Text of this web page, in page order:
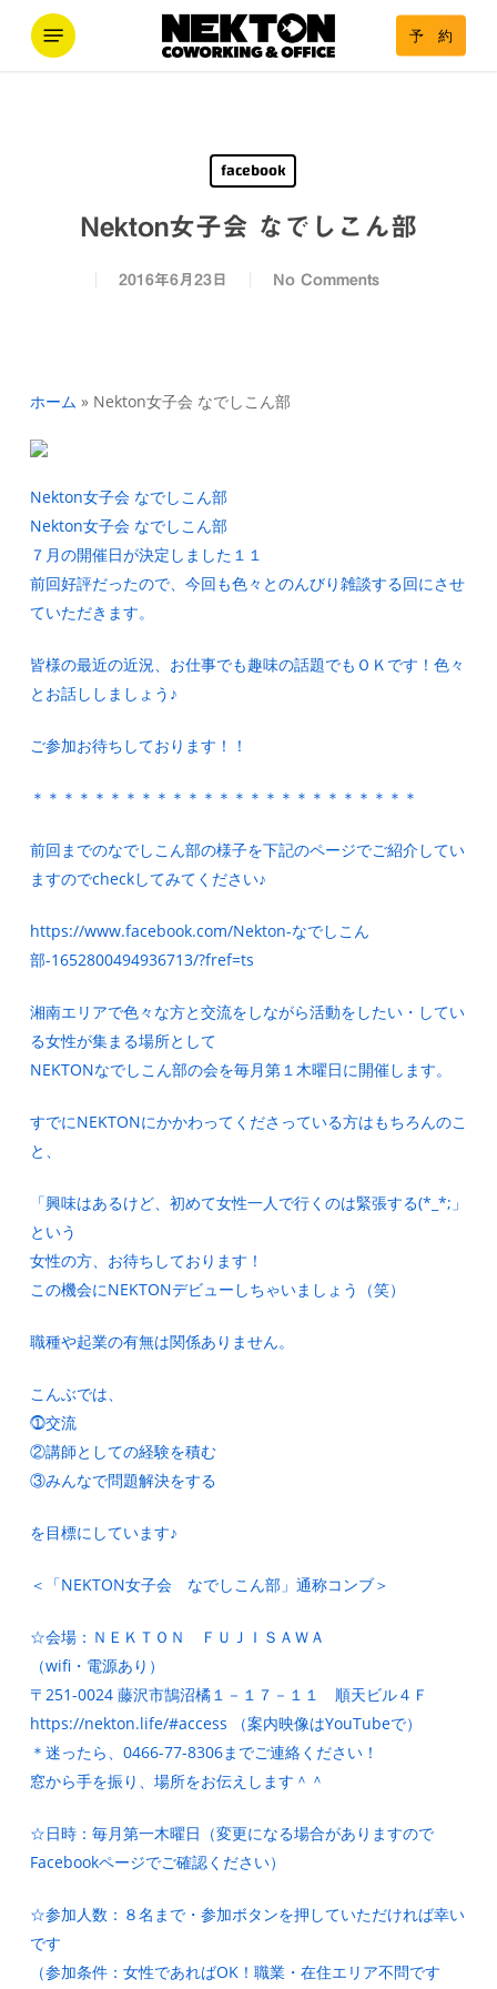
予 約
Menu
facebook
Nekton女子会 なでしこん部
2016年6月23日 No Comments
ホーム » Nekton女子会 なでしこん部
Nekton女子会 なでしこん部
Nekton女子会 なでしこん部
７月の開催日が決定しました１１
前回好評だったので、今回も色々とのんびり雑談する回にさせ
ていただきます。
皆様の最近の近況、お仕事でも趣味の話題でもＯＫです！色々
とお話ししましょう♪
ご参加お待ちしております！！
＊＊＊＊＊＊＊＊＊＊＊＊＊＊＊＊＊＊＊＊＊＊＊＊＊
前回までのなでしこん部の様子を下記のページでご紹介してい
ますのでcheckしてみてください♪
https://www.facebook.com/Nekton-なでしこん
部-1652800494936713/?fref=ts
湘南エリアで色々な方と交流をしながら活動をしたい・してい
る女性が集まる場所として
NEKTONなでしこん部の会を毎月第１木曜日に開催します。
すでにNEKTONにかかわってくださっている方はもちろんのこ
と、
「興味はあるけど、初めて女性一人で行くのは緊張する(*_*;」
という
女性の方、お待ちしております！
この機会にNEKTONデビューしちゃいましょう（笑）
職種や起業の有無は関係ありません。
こんぶでは、
⓵交流
②講師としての経験を積む
③みんなで問題解決をする
を目標にしています♪
＜「NEKTON女子会 なでしこん部」通称コンブ＞
☆会場：ＮＥＫＴＯＮ ＦＵＪＩＳＡＷＡ
（wifi・電源あり）
〒251-0024 藤沢市鵠沼橘１－１７－１１ 順天ビル４Ｆ
https://nekton.life/#access （案内映像はYouTubeで）
＊迷ったら、0466-77-8306までご連絡ください！
窓から手を振り、場所をお伝えします＾＾
☆日時：毎月第一木曜日（変更になる場合がありますので
Facebookページでご確認ください）
☆参加人数：８名まで・参加ボタンを押していただければ幸い
です
（参加条件：女性であればOK！職業・在住エリア不問です